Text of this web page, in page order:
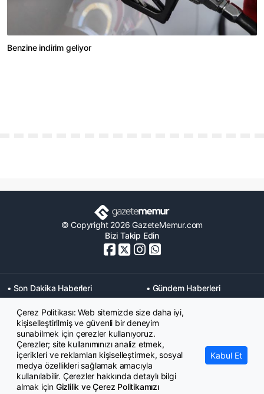
Benzine indirim geliyor
© Copyright 2026 GazeteMemur.com
Bizi Takip Edin
• Son Dakika Haberleri
• Gündem Haberleri
• Memurlar Haberleri
• KPSS Haberleri
• Ekonomi Haberleri
• Eğitim Haberleri
• Yaşam Haberleri
• Maaş Verileri Haberleri
• Mahkeme Kararları
Haberleri
Çerez Politikası: Web sitemizde size daha iyi,
kişiselleştirilmiş ve güvenli bir deneyim
sunabilmek için çerezler kullanıyoruz.
Çerezler; site kullanımınızı analiz etmek,
içerikleri ve reklamları kişiselleştirmek, sosyal
medya özellikleri sağlamak amacıyla
kullanılabilir. Çerezler hakkında detaylı bilgi
almak için Gizlilik ve Çerez Politikamızı
Kabul Et